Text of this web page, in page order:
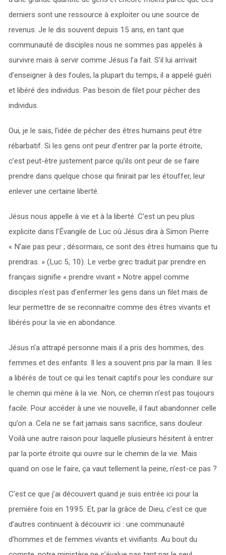
derniers sont une ressource à exploiter ou une source de
revenus. Je le dis souvent depuis 15 ans, en tant que
communauté de disciples nous ne sommes pas appelés à
survivre mais à servir comme Jésus l’a fait. S’il lui arrivait
d’enseigner à des foules, la plupart du temps, il a appelé guéri
et libéré des individus. Pas besoin de filet pour pêcher des
individus.
Oui, je le sais, l’idée de pêcher des êtres humains peut être
rébarbatif. Si les gens ont peur d’entrer par la porte étroite,
c’est peut-être justement parce qu’ils ont peur de se faire
prendre dans quelque chose qui finirait par les étouffer, leur
enlever une certaine liberté.
Jésus nous appelle à vie et à la liberté. C’est un peu plus
explicite dans l’Évangile de Luc où Jésus dira à Simon Pierre
« N’aie pas peur ; désormais, ce sont des êtres humains que tu
prendras. » (Luc 5, 10). Le verbe grec traduit par prendre en
français signifie « prendre vivant » Notre appel comme
disciples n’est pas d’enfermer les gens dans un filet mais de
leur permettre de se reconnaitre comme des êtres vivants et
libérés pour la vie en abondance.
Jésus n’a attrapé personne mais il a pris des hommes, des
femmes et des enfants. Il les a souvent pris par la main. Il les
a libérés de tout ce qui les tenait captifs pour les conduire sur
le chemin qui mène à la vie. Non, ce chemin n’est pas toujours
facile. Pour accéder à une vie nouvelle, il faut abandonner celle
qu’on a. Cela ne se fait jamais sans sacrifice, sans douleur.
Voilà une autre raison pour laquelle plusieurs hésitent à entrer
par la porte étroite qui ouvre sur le chemin de la vie. Mais
quand on ose le faire, ça vaut tellement la peine, n’est-ce pas ?
C’est ce que j’ai découvert quand je suis entrée ici pour la
première fois en 1995. Et, par la grâce de Dieu, c’est ce que
d’autres continuent à découvrir ici : une communauté
d’hommes et de femmes vivants et vivifiants. Au bout du